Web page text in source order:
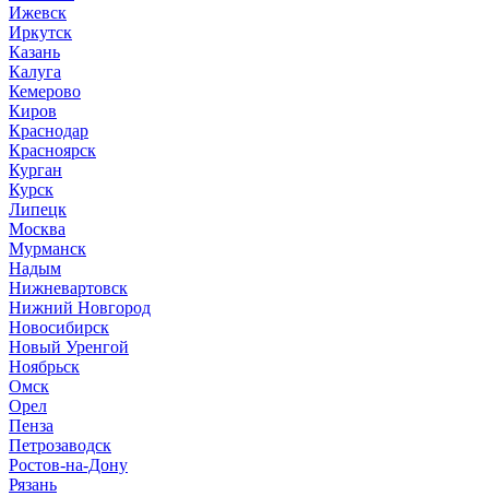
Ижевск
Иркутск
Казань
Калуга
Кемерово
Киров
Краснодар
Красноярск
Курган
Курск
Липецк
Москва
Мурманск
Надым
Нижневартовск
Нижний Новгород
Новосибирск
Новый Уренгой
Ноябрьск
Омск
Орел
Пенза
Петрозаводск
Ростов-на-Дону
Рязань